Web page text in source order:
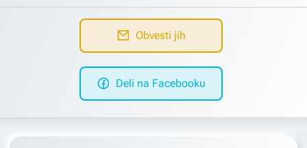
Obvesti jih
Deli na Facebooku